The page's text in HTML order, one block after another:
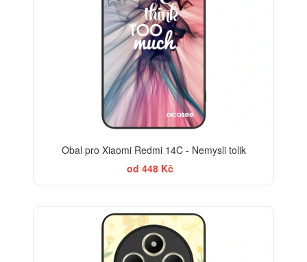
Obal pro Xiaomi Redmi 14C - Nemysli tolik
od 448 Kč